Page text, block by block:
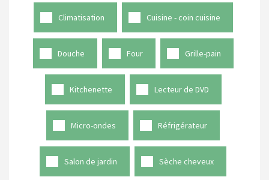
Climatisation Cuisine - coin cuisine
Douche Four Grille-pain
Kitchenette Lecteur de DVD
Micro-ondes Réfrigérateur
Salon de jardin Sèche cheveux